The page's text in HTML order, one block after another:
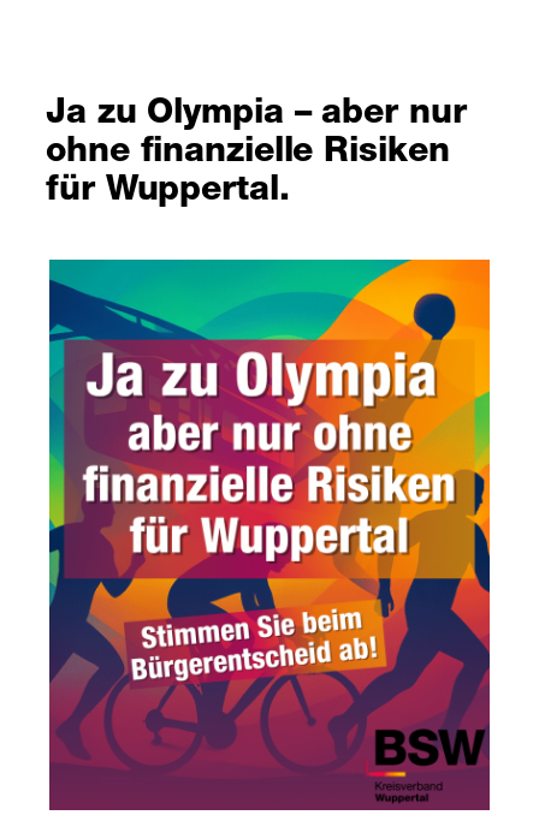
Ja zu Olympia – aber nur
ohne finanzielle Risiken
für Wuppertal.